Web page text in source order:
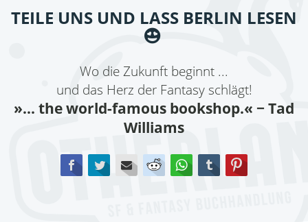
TEILE UNS UND LASS BERLIN LESEN
Wo die Zukunft beginnt ...
und das Herz der Fantasy schlägt!
»... the world-famous bookshop.« − Tad
Williams
FacebookTwitterE-mail Reddit WhatsApp
tumblr